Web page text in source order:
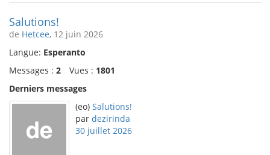
Salutions!
de Hetcee, 12 juin 2026
Langue: Esperanto
Messages : 2 Vues : 1801
Derniers messages
(eo) Salutions!
par dezirinda
30 juillet 2026